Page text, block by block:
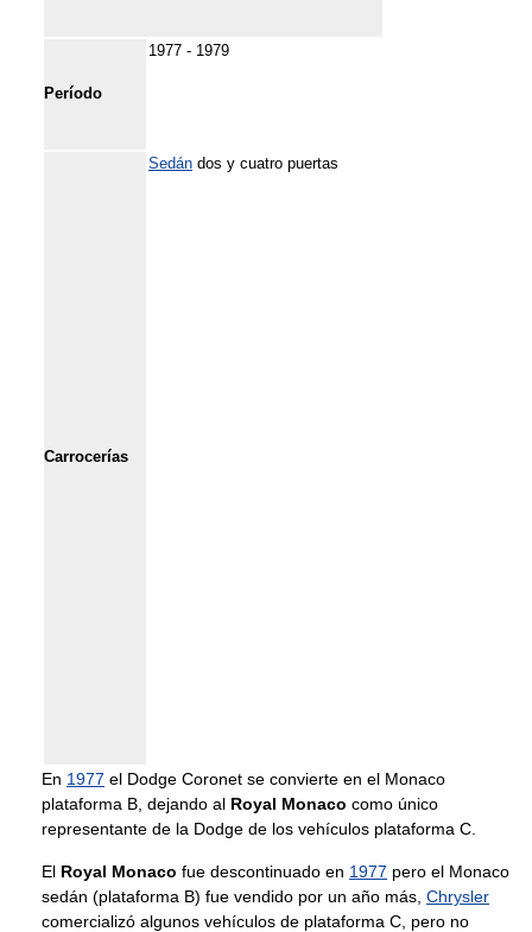
Período
1977 - 1979
Carrocerías
Sedán dos y cuatro puertas
En 1977 el Dodge Coronet se convierte en el Monaco
plataforma B, dejando al Royal Monaco como único
representante de la Dodge de los vehículos plataforma C.
El Royal Monaco fue descontinuado en 1977 pero el Monaco
sedán (plataforma B) fue vendido por un año más, Chrysler
comercializó algunos vehículos de plataforma C, pero no